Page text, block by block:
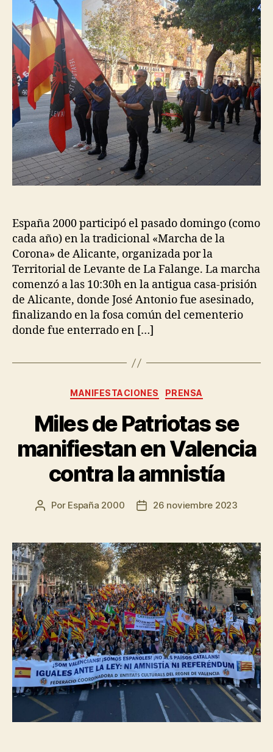
España 2000 participó el pasado domingo (como
cada año) en la tradicional «Marcha de la
Corona» de Alicante, organizada por la
Territorial de Levante de La Falange. La marcha
comenzó a las 10:30h en la antigua casa-prisión
de Alicante, donde José Antonio fue asesinado,
finalizando en la fosa común del cementerio
donde fue enterrado en […]
MANIFESTACIONES PRENSA
Miles de Patriotas se
manifiestan en Valencia
contra la amnistía
Por España 2000 26 noviembre 2023